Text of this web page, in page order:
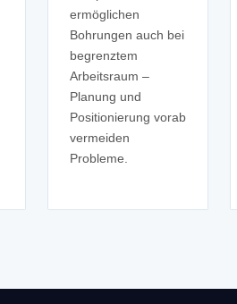
ermöglichen
Bohrungen auch bei
begrenztem
Arbeitsraum –
Planung und
Positionierung vorab
vermeiden
Probleme.